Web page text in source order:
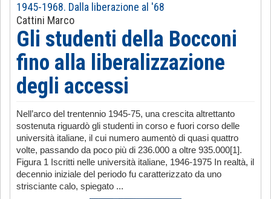
1945-1968. Dalla liberazione al '68
Cattini Marco
Gli studenti della Bocconi
fino alla liberalizzazione
degli accessi
Nell’arco del trentennio 1945-75, una crescita altrettanto
sostenuta riguardò gli studenti in corso e fuori corso delle
università italiane, il cui numero aumentò di quasi quattro
volte, passando da poco più di 236.000 a oltre 935.000[1].
Figura 1 Iscritti nelle università italiane, 1946-1975 In realtà, il
decennio iniziale del periodo fu caratterizzato da uno
strisciante calo, spiegato ...